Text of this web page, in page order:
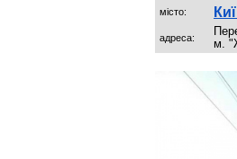
місто:
адреса:
м.